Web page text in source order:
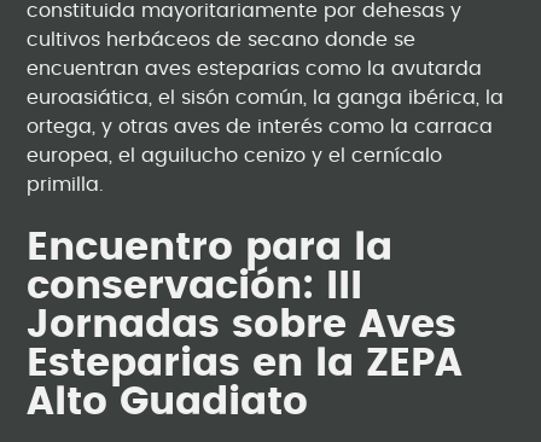
constituida mayoritariamente por dehesas y
cultivos herbáceos de secano donde se
encuentran aves esteparias como la avutarda
euroasiática, el sisón común, la ganga ibérica, la
ortega, y otras aves de interés como la carraca
europea, el aguilucho cenizo y el cernícalo
primilla.
Encuentro para la
conservación: III
Jornadas sobre Aves
Esteparias en la ZEPA
Alto Guadiato